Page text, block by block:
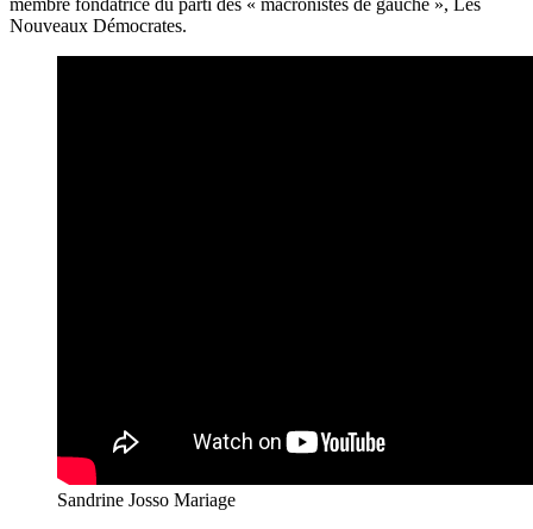
membre fondatrice du parti des « macronistes de gauche », Les
Nouveaux Démocrates.
Sandrine Josso Mariage